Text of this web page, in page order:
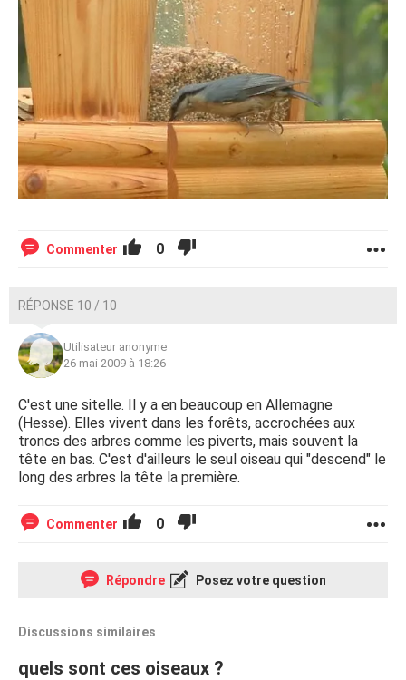
Commenter 0
RÉPONSE 10 / 10
Utilisateur anonyme
26 mai 2009 à 18:26
C'est une sitelle. Il y a en beaucoup en Allemagne
(Hesse). Elles vivent dans les forêts, accrochées aux
troncs des arbres comme les piverts, mais souvent la
tête en bas. C'est d'ailleurs le seul oiseau qui "descend" le
long des arbres la tête la première.
Commenter 0
Répondre Posez votre question
Discussions similaires
quels sont ces oiseaux ?